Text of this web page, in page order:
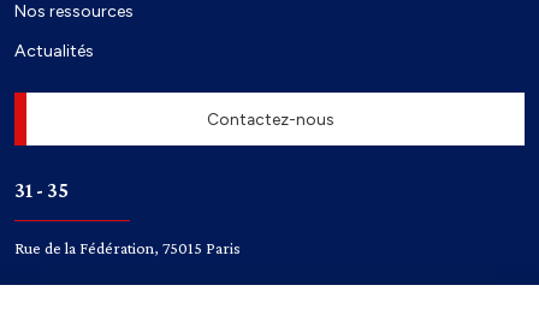
Nos ressources
Actualités
Contactez-nous
31 - 35
Rue de la Fédération, 75015 Paris